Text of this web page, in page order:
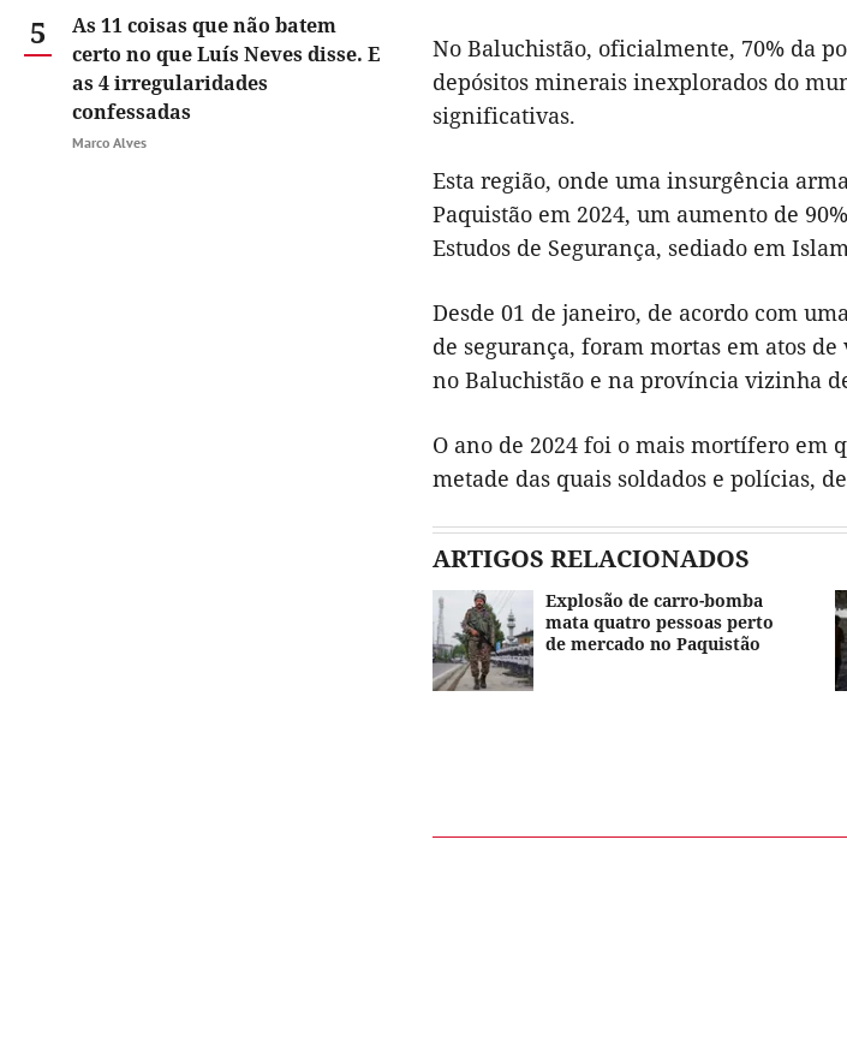
5
As 11 coisas que não batem
certo no que Luís Neves disse. E
as 4 irregularidades
confessadas
Marco Alves
No Baluchistão, oficialmente, 70% da
depósitos minerais inexplorados do
significativas.
Esta região, onde uma insurgência
Paquistão em 2024, um aumento de
Estudos de Segurança, sediado em
Desde 01 de janeiro, de acordo com
de segurança, foram mortas em atos
no Baluchistão e na província vizinha
O ano de 2024 foi o mais mortífero em
metade das quais soldados e polícias,
ARTIGOS RELACIONADOS
Explosão de carro-bomba
mata quatro pessoas perto
de mercado no Paquistão